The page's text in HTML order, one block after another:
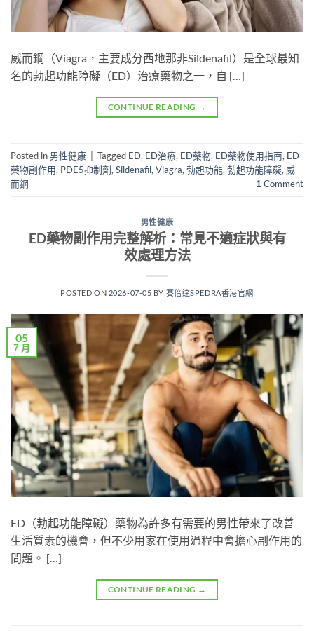
威而鋼（Viagra，主要成分西地那非Sildenafil）是全球最知
名的勃起功能障礙（ED）治療藥物之一，自 […]
CONTINUE READING →
Posted in 男性健康 | Tagged ED, ED治療, ED藥物, ED藥物使用指南, ED
藥物副作用, PDE5抑制劑, Sildenafil, Viagra, 勃起功能, 勃起功能障礙, 威
而鋼
1 Comment
男性健康
ED藥物副作用完整解析：常見不適症狀與有
效處理方法
POSTED ON 2026-07-05 BY 賽倍達SPEDRA香港官網
05
7 月
ED（勃起功能障礙）藥物為許多有需要的男性帶來了改善
生活質素的機會，但不少用家在使用過程中會擔心副作用的
問題。 […]
CONTINUE READING →